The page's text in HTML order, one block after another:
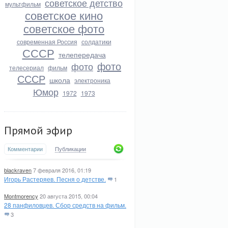
мультфильм
советское кино
советское фото
современная Россия солдатики
СССР телепередача
телесериал фильм фото фото
СССР школа электроника
Юмор 1972 1973
Прямой эфир
Комментарии Публикации
blackraven7 февраля 2016, 01:19
Игорь Растеряев. Песня о детстве. 1
Montmorency 20 августа 2015, 00:04
28 панфиловцев. Сбор средств на фильм.
3